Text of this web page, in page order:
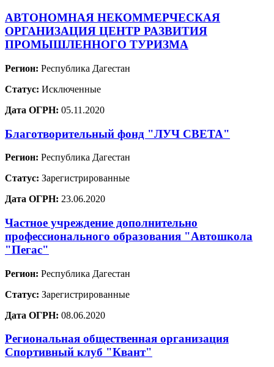
АВТОНОМНАЯ НЕКОММЕРЧЕСКАЯ
ОРГАНИЗАЦИЯ ЦЕНТР РАЗВИТИЯ
ПРОМЫШЛЕННОГО ТУРИЗМА
Регион: Республика Дагестан
Статус: Исключенные
Дата ОГРН: 05.11.2020
Благотворительный фонд "ЛУЧ СВЕТА"
Регион: Республика Дагестан
Статус: Зарегистрированные
Дата ОГРН: 23.06.2020
Частное учреждение дополнительно
профессионального образования "Автошкола
"Пегас"
Регион: Республика Дагестан
Статус: Зарегистрированные
Дата ОГРН: 08.06.2020
Региональная общественная организация
Спортивный клуб "Квант"